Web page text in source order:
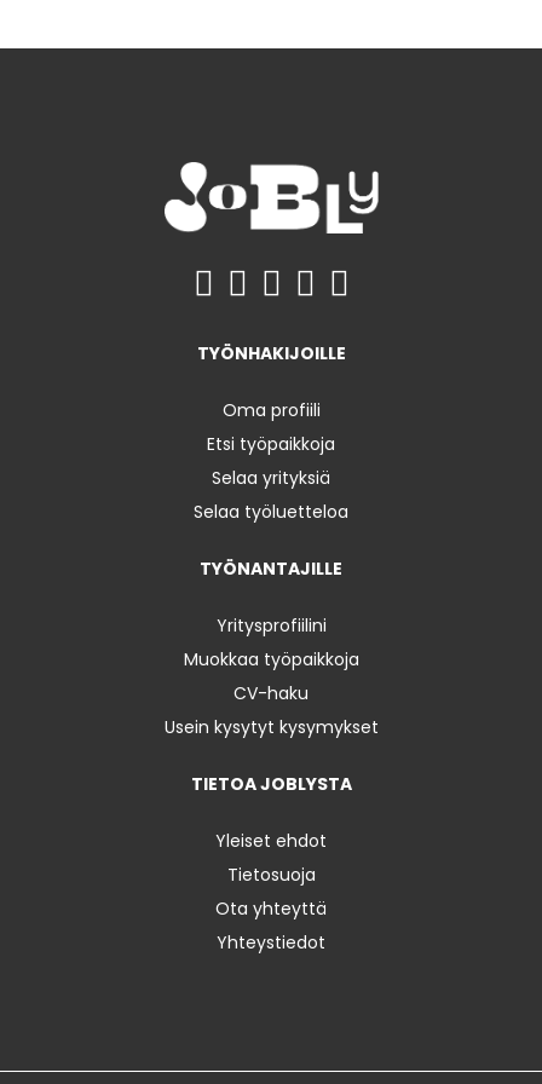
TYÖNHAKIJOILLE
Oma profiili
Etsi työpaikkoja
Selaa yrityksiä
Selaa työluetteloa
TYÖNANTAJILLE
Yritysprofiilini
Muokkaa työpaikkoja
CV-haku
Usein kysytyt kysymykset
TIETOA JOBLYSTA
Yleiset ehdot
Tietosuoja
Ota yhteyttä
Yhteystiedot